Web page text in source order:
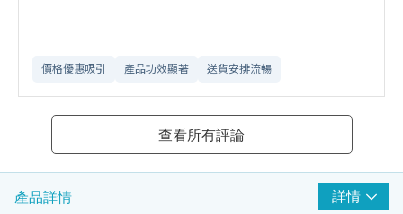
價格優惠吸引 產品功效顯著 送貨安排流暢
查看所有評論
產品詳情 詳情